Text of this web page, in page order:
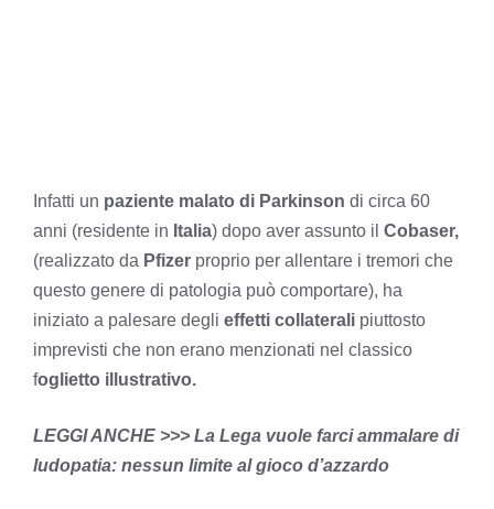
Infatti un paziente malato di Parkinson di circa 60
anni (residente in Italia) dopo aver assunto il Cobaser,
(realizzato da Pfizer proprio per allentare i tremori che
questo genere di patologia può comportare), ha
iniziato a palesare degli effetti collaterali piuttosto
imprevisti che non erano menzionati nel classico
foglietto illustrativo.
LEGGI ANCHE >>> La Lega vuole farci ammalare di
ludopatia: nessun limite al gioco d’azzardo